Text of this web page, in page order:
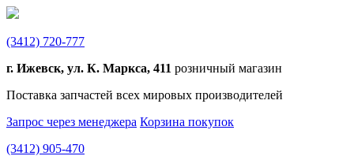
(3412) 720-777
г. Ижевск, ул. К. Маркса, 411 розничный магазин
Поставка запчастей всех мировых производителей
Запрос через менеджера Корзина покупок
(3412) 905-470